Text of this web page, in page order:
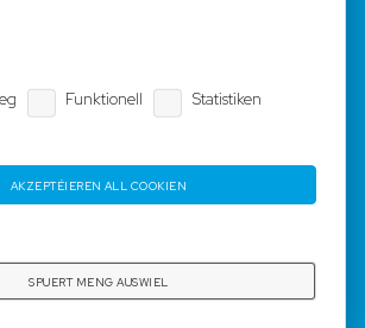
3W.LU
Funktionell
Statistiken
AKZEPTÉIEREN ALL COOKIEN
SPUERT MENG AUSWIEL